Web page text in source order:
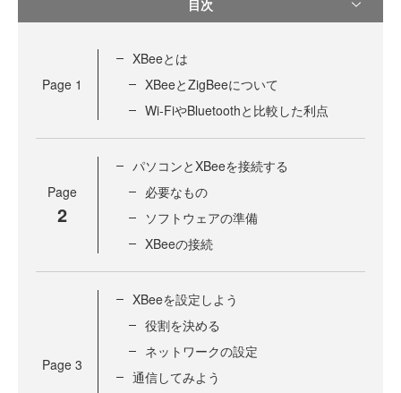
目次
Page 1
XBeeとは
XBeeとZigBeeについて
Wi-FiやBluetoothと比較した利点
Page
2
パソコンとXBeeを接続する
必要なもの
ソフトウェアの準備
XBeeの接続
Page 3
XBeeを設定しよう
役割を決める
ネットワークの設定
通信してみよう